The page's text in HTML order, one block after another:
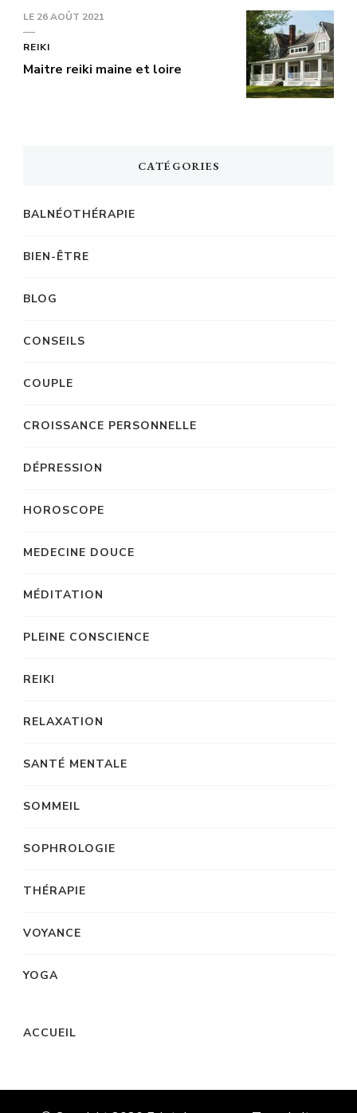
LE 26 AOÛT 2021
REIKI
Maitre reiki maine et loire
CATÉGORIES
BALNÉOTHÉRAPIE
BIEN-ÊTRE
BLOG
CONSEILS
COUPLE
CROISSANCE PERSONNELLE
DÉPRESSION
HOROSCOPE
MEDECINE DOUCE
MÉDITATION
PLEINE CONSCIENCE
REIKI
RELAXATION
SANTÉ MENTALE
SOMMEIL
SOPHROLOGIE
THÉRAPIE
VOYANCE
YOGA
ACCUEIL